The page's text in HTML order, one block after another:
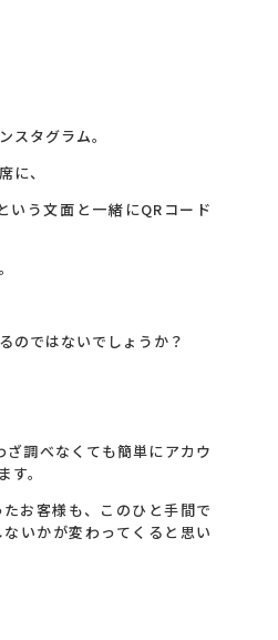
スタグラム。
に、
う文面と一緒にQRコード
のではないでしょうか？
調べなくても簡単にアカウ
。
お客様も、このひと手間で
いかが変わってくると思い